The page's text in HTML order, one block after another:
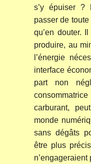
s’y épuiser ?
passer de
qu’en douter.
produire, au
l’énergie
interface
part non
carburant,
monde
sans dégâts
être plus